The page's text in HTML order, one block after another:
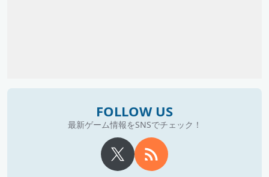
FOLLOW US
最新ゲーム情報をSNSでチェック！